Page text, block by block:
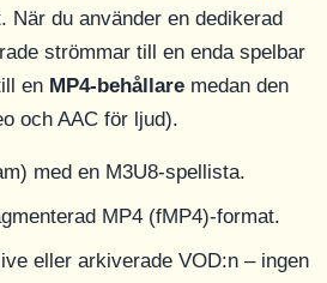
du använder en dedikerad
strömmar till en enda spelbar
en MP4-behållare medan den
och AAC för ljud).
med en M3U8-spellista.
MP4 (fMP4)-format.
eller arkiverade VOD:n – ingen